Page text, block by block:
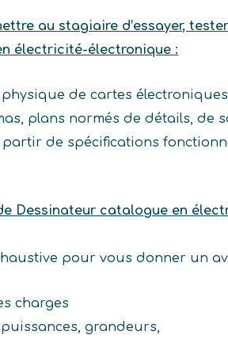
au stagiaire d’essayer,
électricité-électronique :
physique de cartes
plans normés de détails, de
de spécifications
Dessinateur catalogue en
pour vous donner un
charges
grandeurs,